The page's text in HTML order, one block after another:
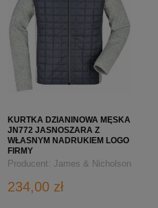
KURTKA DZIANINOWA MĘSKA
JN772 JASNOSZARA Z
WŁASNYM NADRUKIEM LOGO
FIRMY
Producent: James & Nicholson
234,00 zł